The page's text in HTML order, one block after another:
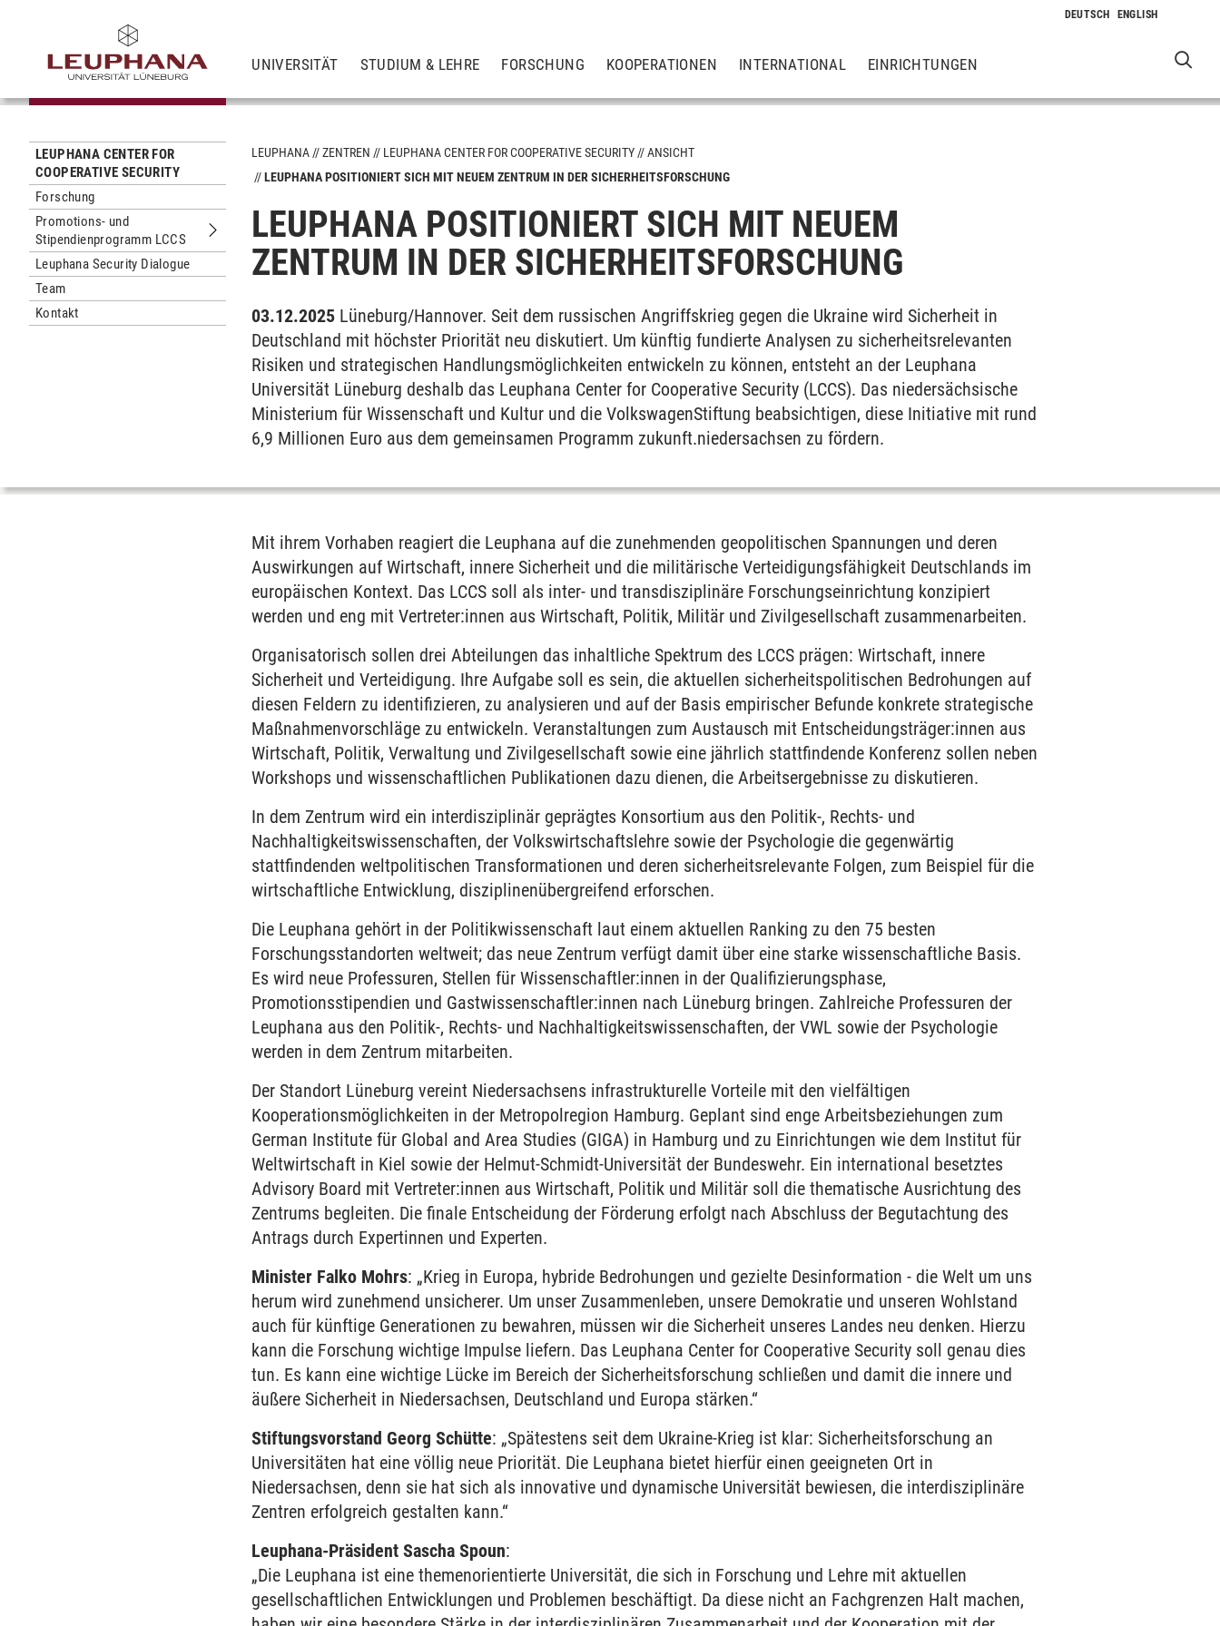
UNIVERSITÄT STUDIUM & LEHRE FORSCHUNG KOOPERATIONEN INTERNATIONAL EINRICHTUNGEN
LEUPHANA CENTER FOR
COOPERATIVE SECURITY
Forschung
Promotions- und
Stipendienprogramm LCCS
Untermenu Promotions- und Stipendienprogramm LCCS
Leuphana Security Dialogue
Team
Kontakt
LEUPHANA ZENTREN LEUPHANA CENTER FOR COOPERATIVE SECURITY
ANSICHT
LEUPHANA POSITIONIERT SICH MIT NEUEM ZENTRUM IN DER SICHERHEITSFORSCHUNG
LEUPHANA POSITIONIERT SICH MIT NEUEM
ZENTRUM IN DER SICHERHEITSFORSCHUNG
03.12.2025 Lüneburg/Hannover. Seit dem russischen Angriffskrieg gegen die Ukraine wird Sicherheit in
Deutschland mit höchster Priorität neu diskutiert. Um künftig fundierte Analysen zu sicherheitsrelevanten
Risiken und strategischen Handlungsmöglichkeiten entwickeln zu können, entsteht an der Leuphana
Universität Lüneburg deshalb das Leuphana Center for Cooperative Security (LCCS). Das niedersächsische
Ministerium für Wissenschaft und Kultur und die VolkswagenStiftung beabsichtigen, diese Initiative mit rund
6,9 Millionen Euro aus dem gemeinsamen Programm zukunft.niedersachsen zu fördern.
Mit ihrem Vorhaben reagiert die Leuphana auf die zunehmenden geopolitischen Spannungen und deren
Auswirkungen auf Wirtschaft, innere Sicherheit und die militärische Verteidigungsfähigkeit Deutschlands im
europäischen Kontext. Das LCCS soll als inter- und transdisziplinäre Forschungseinrichtung konzipiert
werden und eng mit Vertreter:innen aus Wirtschaft, Politik, Militär und Zivilgesellschaft zusammenarbeiten.
Organisatorisch sollen drei Abteilungen das inhaltliche Spektrum des LCCS prägen: Wirtschaft, innere
Sicherheit und Verteidigung. Ihre Aufgabe soll es sein, die aktuellen sicherheitspolitischen Bedrohungen auf
diesen Feldern zu identifizieren, zu analysieren und auf der Basis empirischer Befunde konkrete strategische
Maßnahmenvorschläge zu entwickeln. Veranstaltungen zum Austausch mit Entscheidungsträger:innen aus
Wirtschaft, Politik, Verwaltung und Zivilgesellschaft sowie eine jährlich stattfindende Konferenz sollen neben
Workshops und wissenschaftlichen Publikationen dazu dienen, die Arbeitsergebnisse zu diskutieren.
In dem Zentrum wird ein interdisziplinär geprägtes Konsortium aus den Politik-, Rechts- und
Nachhaltigkeitswissenschaften, der Volkswirtschaftslehre sowie der Psychologie die gegenwärtig
stattfindenden weltpolitischen Transformationen und deren sicherheitsrelevante Folgen, zum Beispiel für die
wirtschaftliche Entwicklung, disziplinenübergreifend erforschen.
Die Leuphana gehört in der Politikwissenschaft laut einem aktuellen Ranking zu den 75 besten
Forschungsstandorten weltweit; das neue Zentrum verfügt damit über eine starke wissenschaftliche Basis.
Es wird neue Professuren, Stellen für Wissenschaftler:innen in der Qualifizierungsphase,
Promotionsstipendien und Gastwissenschaftler:innen nach Lüneburg bringen. Zahlreiche Professuren der
Leuphana aus den Politik-, Rechts- und Nachhaltigkeitswissenschaften, der VWL sowie der Psychologie
werden in dem Zentrum mitarbeiten.
Der Standort Lüneburg vereint Niedersachsens infrastrukturelle Vorteile mit den vielfältigen
Kooperationsmöglichkeiten in der Metropolregion Hamburg. Geplant sind enge Arbeitsbeziehungen zum
German Institute für Global and Area Studies (GIGA) in Hamburg und zu Einrichtungen wie dem Institut für
Weltwirtschaft in Kiel sowie der Helmut-Schmidt-Universität der Bundeswehr. Ein international besetztes
Advisory Board mit Vertreter:innen aus Wirtschaft, Politik und Militär soll die thematische Ausrichtung des
Zentrums begleiten. Die finale Entscheidung der Förderung erfolgt nach Abschluss der Begutachtung des
Antrags durch Expertinnen und Experten.
Minister Falko Mohrs: „Krieg in Europa, hybride Bedrohungen und gezielte Desinformation - die Welt um uns
herum wird zunehmend unsicherer. Um unser Zusammenleben, unsere Demokratie und unseren Wohlstand
auch für künftige Generationen zu bewahren, müssen wir die Sicherheit unseres Landes neu denken. Hierzu
kann die Forschung wichtige Impulse liefern. Das Leuphana Center for Cooperative Security soll genau dies
tun. Es kann eine wichtige Lücke im Bereich der Sicherheitsforschung schließen und damit die innere und
äußere Sicherheit in Niedersachsen, Deutschland und Europa stärken.“
Stiftungsvorstand Georg Schütte: „Spätestens seit dem Ukraine-Krieg ist klar: Sicherheitsforschung an
Universitäten hat eine völlig neue Priorität. Die Leuphana bietet hierfür einen geeigneten Ort in
Niedersachsen, denn sie hat sich als innovative und dynamische Universität bewiesen, die interdisziplinäre
Zentren erfolgreich gestalten kann.“
Leuphana-Präsident Sascha Spoun:
„Die Leuphana ist eine themenorientierte Universität, die sich in Forschung und Lehre mit aktuellen
gesellschaftlichen Entwicklungen und Problemen beschäftigt. Da diese nicht an Fachgrenzen Halt machen,